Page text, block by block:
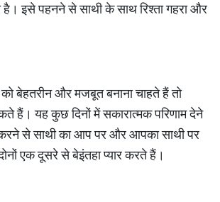
है। इसे पहनने से साथी के साथ रिश्ता गहरा और
बेहतरीन और मजबूत बनाना चाहते हैं तो
हैं। यह कुछ दिनों में सकारात्मक परिणाम देने
से साथी का आप पर और आपका साथी पर
एक दूसरे से बेइंतहा प्यार करते हैं।